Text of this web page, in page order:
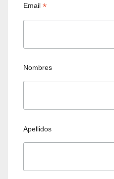
Email*
Nombres
Apellidos